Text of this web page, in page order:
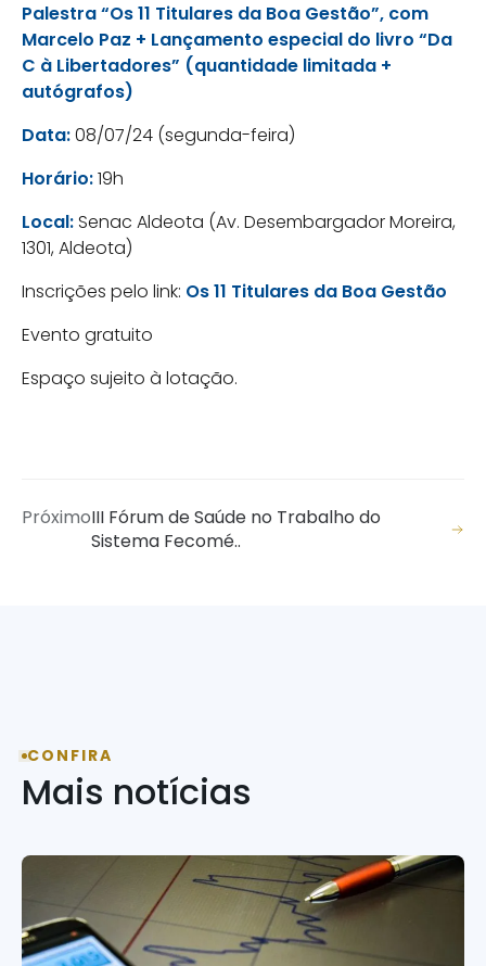
Palestra “Os 11 Titulares da Boa Gestão”, com
Marcelo Paz + Lançamento especial do livro “Da
C à Libertadores” (quantidade limitada +
autógrafos)
Data:08/07/24 (segunda-feira)
Horário:19h
Local:Senac Aldeota (Av. Desembargador Moreira,
1301, Aldeota)
Inscrições pelo link: Os 11 Titulares da Boa Gestão
Evento gratuito
Espaço sujeito à lotação.
PróximoIII Fórum de Saúde no Trabalho do
Sistema Fecomé..
CONFIRA
Mais notícias